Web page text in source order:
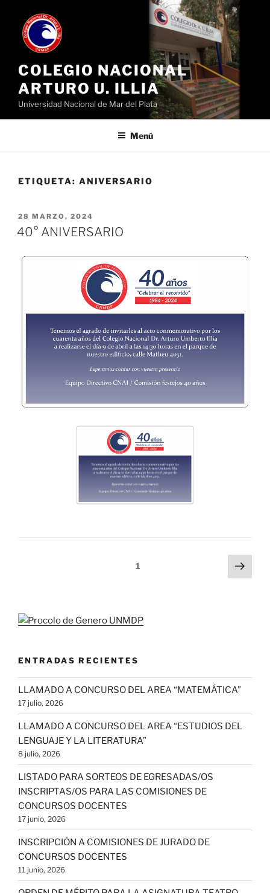
contenido
COLEGIO NACIONAL
ARTURO U. ILLIA
Universidad Nacional de Mar del Plata
Menú
ETIQUETA: ANIVERSARIO
PUBLICADO
EL
28 MARZO, 2024
40° ANIVERSARIO
Página1
ENTRADAS RECIENTES
LLAMADO A CONCURSO DEL AREA “MATEMÁTICA”
17 julio, 2026
LLAMADO A CONCURSO DEL AREA “ESTUDIOS DEL
LENGUAJE Y LA LITERATURA”
8 julio, 2026
LISTADO PARA SORTEOS DE EGRESADAS/OS
INSCRIPTAS/OS PARA LAS COMISIONES DE
CONCURSOS DOCENTES
17 junio, 2026
INSCRIPCIÓN A COMISIONES DE JURADO DE
CONCURSOS DOCENTES
11 junio, 2026